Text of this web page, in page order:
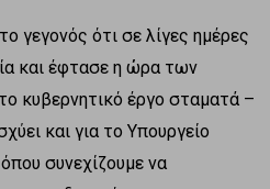
γεγονός ότι σε λίγες ημέρες
και έφτασε η ώρα των
κυβερνητικό έργο σταματά –
και για το Υπουργείο
συνεχίζουμε να